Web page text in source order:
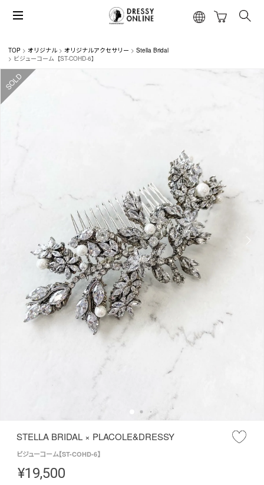
TOP オリジナル オリジナルアクセサリー
Stella Bridal
ビジューコーム【ST-COHD-6】
STELLA BRIDAL × PLACOLE&DRESSY
ビジューコーム【ST-COHD-6】
¥19,500